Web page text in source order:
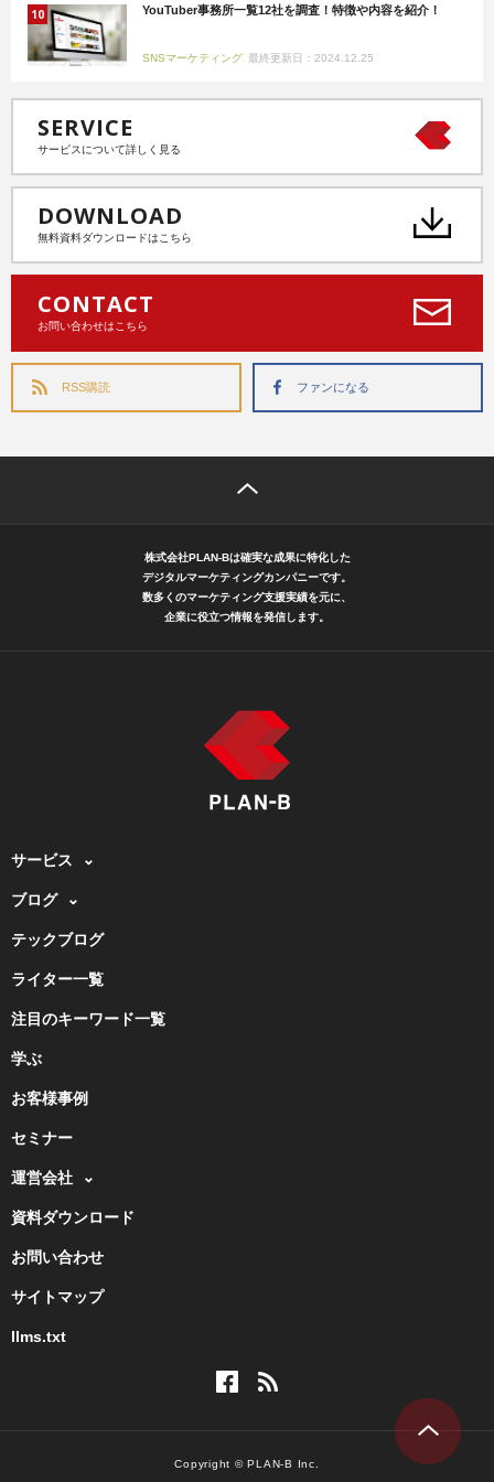
YouTuber事務所一覧12社を調査！特徴や内容を紹介！
SNSマーケティング 最終更新日：2024.12.25
SERVICE
サービスについて詳しく見る
DOWNLOAD
無料資料ダウンロードはこちら
CONTACT
お問い合わせはこちら
RSS購読 ファンになる
株式会社PLAN-Bは確実な成果に特化した
デジタルマーケティングカンパニーです。
数多くのマーケティング支援実績を元に、
企業に役立つ情報を発信します。
サービス
ブログ
テックブログ
ライター一覧
注目のキーワード一覧
学ぶ
お客様事例
セミナー
運営会社
資料ダウンロード
お問い合わせ
サイトマップ
llms.txt
Copyright © PLAN-B Inc.